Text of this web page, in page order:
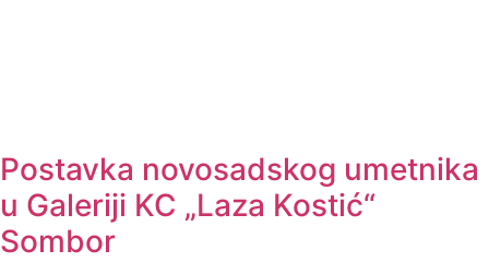
Postavka novosadskog umetnika
u Galeriji KC „Laza Kostić“
Sombor